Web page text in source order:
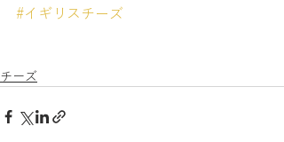
#イギリスチーズ
チーズ